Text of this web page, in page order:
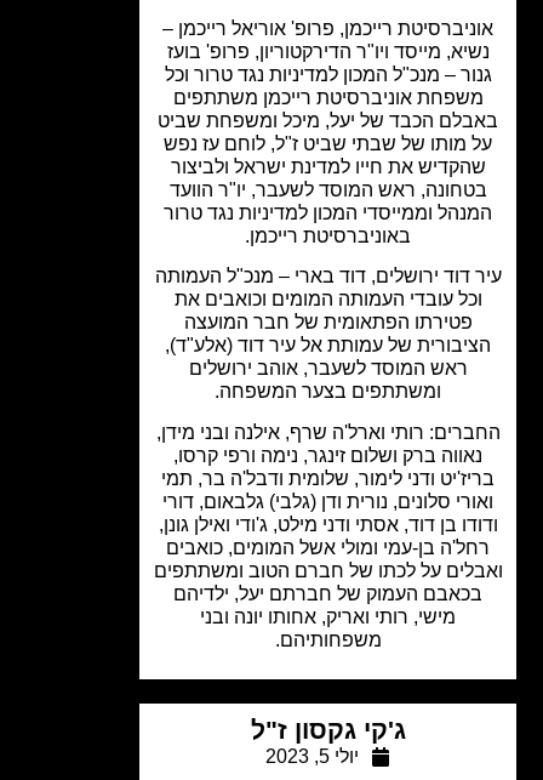
רייכמן, פרופ' אוריאל רייכמן –
מייסד ויו"ר הדירקטוריון, פרופ' בועז
– מנכ"ל המכון למדיניות נגד טרור וכל
אוניברסיטת רייכמן משתתפים
הכבד של יעל, מיכל ומשפחת שביט
מותו של שבתי שביט ז"ל, לוחם עז נפש
את חייו למדינת ישראל ולביצור
ראש המוסד לשעבר, יו"ר הוועד
וממייסדי המכון למדיניות נגד טרור
באוניברסיטת רייכמן.
דוד ירושלים, דוד בארי – מנכ"ל העמותה
עובדי העמותה המומים וכואבים את
פטירתו הפתאומית של חבר המועצה
של עמותת אל עיר דוד (אלע"ד),
ראש המוסד לשעבר, אוהב ירושלים
ומשתתפים בצער המשפחה.
רותי וארל'ה שרף, אילנה ובני מידן,
ברק ושלום זינגר, נימה ורפי קרסו,
ודני לימור, שלומית ודבל'ה בר, תמי
סלונים, נורית ודן (גלבי) גלבאום, דורי
בן דוד, אסתי ודני מילט, ג'ודי ואילן גונן,
בן-עמי ומולי אשל המומים, כואבים
על לכתו של חברם הטוב ומשתתפים
העמוק של חברתם יעל, ילדיהם
מישי, רותי ואריק, אחותו יונה ובני
משפחותיהם.
ג'קי גקסון ז"ל